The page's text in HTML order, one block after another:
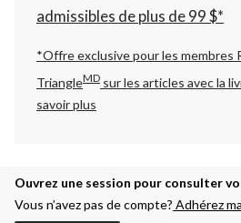
admissibles de plus de 99 $*
*Offre exclusive pour les membres
TriangleMD sur les articles avec la
savoir plus
Ouvrez une session pour consulter
Vous n’avez pas de compte? Adhérez